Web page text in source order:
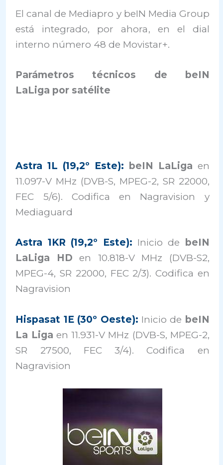
El canal de Mediapro y beIN Media Group
está integrado, por ahora, en el dial
interno número 48 de Movistar+.
Parámetros técnicos de beIN
LaLiga por satélite
Astra 1L (19,2º Este): beIN LaLiga en
11.097-V MHz (DVB-S, MPEG-2, SR 22000,
FEC 5/6). Codifica en Nagravision y
Mediaguard
Astra 1KR (19,2º Este): Inicio de beIN
LaLiga HDen 10.818-V MHz (DVB-S2,
MPEG-4, SR 22000, FEC 2/3). Codifica en
Nagravision
Hispasat 1E (30º Oeste): Inicio de beIN
La Liga en 11.931-V MHz (DVB-S, MPEG-2,
SR 27500, FEC 3/4). Codifica en
Nagravision